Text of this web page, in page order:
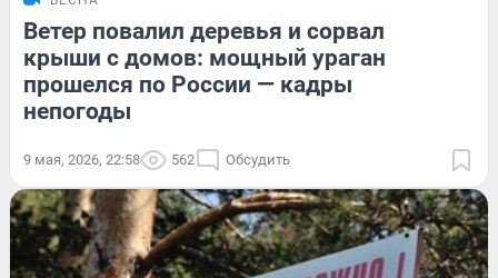
Ветер повалил деревья и сорвал
крыши с домов: мощный ураган
прошелся по России — кадры
непогоды
9 мая, 2026, 22:58 562 Обсудить